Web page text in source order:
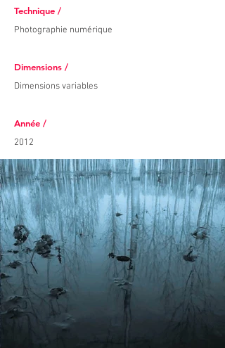
Technique /
Photographie numérique
Dimensions /
Dimensions variables
Année /
2012